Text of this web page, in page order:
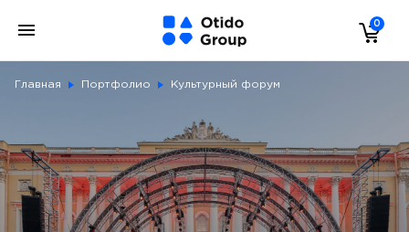
0
Главная Портфолио Культурный форум